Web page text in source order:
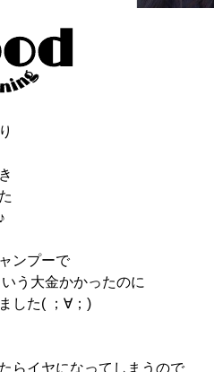
ンプーで
う大金かかったのに
した( ；∀；)
らイヤになってしまうので